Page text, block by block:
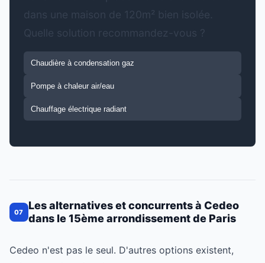
dans une maison de 120m² bien isolée.
Quelle solution recommandez-vous ?
Chaudière à condensation gaz
Pompe à chaleur air/eau
Chauffage électrique radiant
07
Les alternatives et concurrents à Cedeo
dans le 15ème arrondissement de Paris
Cedeo n'est pas le seul. D'autres options existent,